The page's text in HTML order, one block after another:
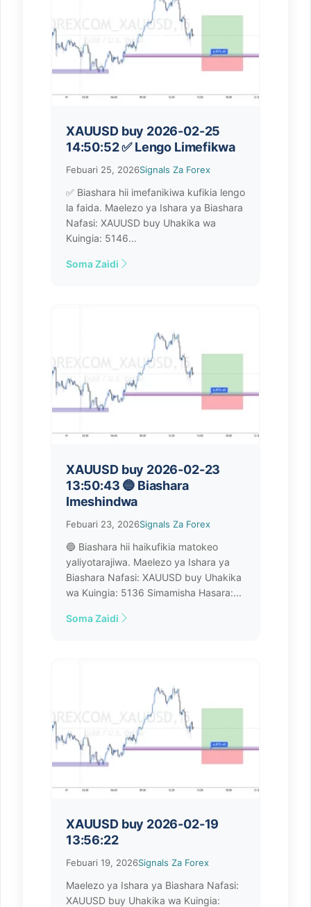
XAUUSD buy 2026-02-25
14:50:52 ✅ Lengo Limefikwa
Febuari 25, 2026Signals Za Forex
✅ Biashara hii imefanikiwa kufikia lengo
la faida. Maelezo ya Ishara ya Biashara
Nafasi: XAUUSD buy Uhakika wa
Kuingia: 5146...
Soma Zaidi
XAUUSD buy 2026-02-23
13:50:43 🔵 Biashara
Imeshindwa
Febuari 23, 2026Signals Za Forex
🔵 Biashara hii haikufikia matokeo
yaliyotarajiwa. Maelezo ya Ishara ya
Biashara Nafasi: XAUUSD buy Uhakika
wa Kuingia: 5136 Simamisha Hasara:...
Soma Zaidi
XAUUSD buy 2026-02-19
13:56:22
Febuari 19, 2026Signals Za Forex
Maelezo ya Ishara ya Biashara Nafasi:
XAUUSD buy Uhakika wa Kuingia: